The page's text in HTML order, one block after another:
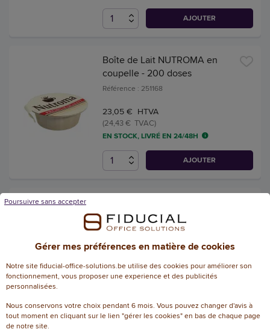
AJOUTER
Boîte de Lait NUTROMA en
coupelle - 200 doses
Référence : 251168
23,05 € HTVA
(24,43 € TVAC)
EN STOCK, LIVRÉ EN 24/48H
AJOUTER
fruits rouges - LIPTON
Référence : 251182
5,31 € HTVA
(5,63 € TVAC)
AJOUTER
Gérer mes préférences en matière de cookies
Notre site fiducial-office-solutions.be utilise des cookies pour améliorer son
fonctionnement, vous proposer une experience et des publicités
personnalisées.
Nous conservons votre choix pendant 6 mois. Vous pouvez changer d'avis à
tout moment en cliquant sur le lien "gérer les cookies" en bas de chaque page
de notre site.
Poursuivre sans accepter